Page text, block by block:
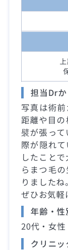
担当Dr
写真は術
距離や目
襞が張っ
際が隠れ
したこと
らまつ毛
りました
ぜひお気軽
年齢・性
20代・女性
クリニッ